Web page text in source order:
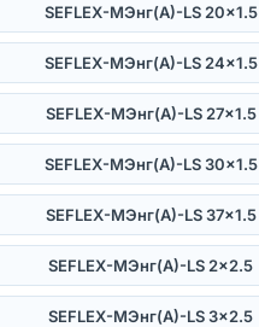
SEFLEX-MЭнг(А)-LS 20×1.5
SEFLEX-MЭнг(А)-LS 24×1.5
SEFLEX-MЭнг(А)-LS 27×1.5
SEFLEX-MЭнг(А)-LS 30×1.5
SEFLEX-MЭнг(А)-LS 37×1.5
SEFLEX-MЭнг(А)-LS 2×2.5
SEFLEX-MЭнг(А)-LS 3×2.5